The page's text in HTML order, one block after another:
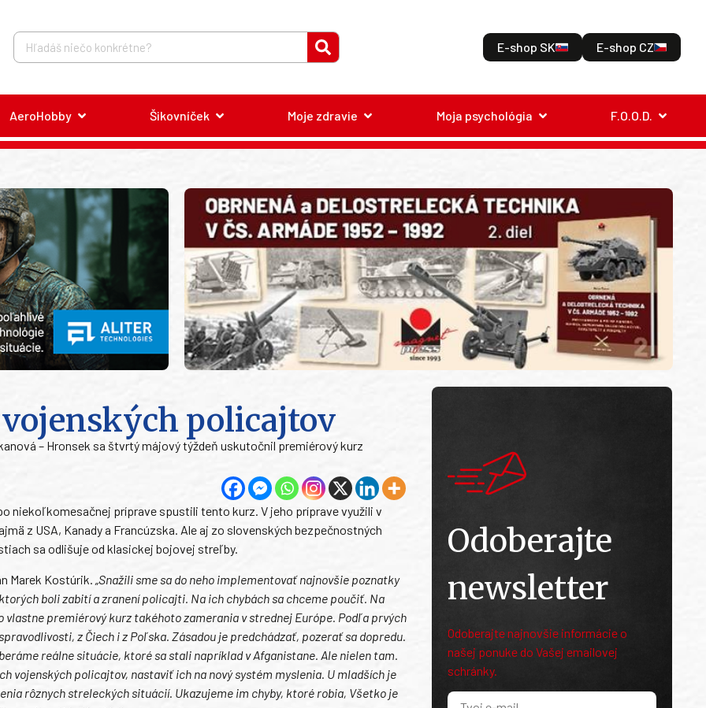
E-shop SK E-shop CZ
AeroHobby Šikovníček Moje zdravie Moja psychológia F.O.O.D.
policajtov
– Hronsek sa štvrtý májový týždeň uskutočnil premiérový kurz
niekoľkomesačnej príprave spustili tento kurz. V jeho príprave využili v
z USA, Kanady a Francúzska. Ale aj zo slovenských bezpečnostných
sa odlišuje od klasickej bojovej streľby.
Marek Kostúrik.
„Snažili sme sa do neho implementovať najnovšie poznatky
boli zabití a zranení policajti. Na ich chybách sa chceme poučiť. Na
premiérový kurz takéhoto zamerania v strednej Európe. Podľa prvých
z Čiech i z Poľska. Zásadou je predchádzať, pozerať sa dopredu.
reálne situácie, ktoré sa stali napríklad v Afganistane. Ale nielen tam.
vojenských policajtov, nastaviť ich na nový systém myslenia. U mladších je
rôznych streleckých situácií. Ukazujeme im chyby, ktoré robia, Všetko je
Odoberajte
newsletter
Odoberajte najnovšie informácie o
našej ponuke do Vašej emailovej
schránky.